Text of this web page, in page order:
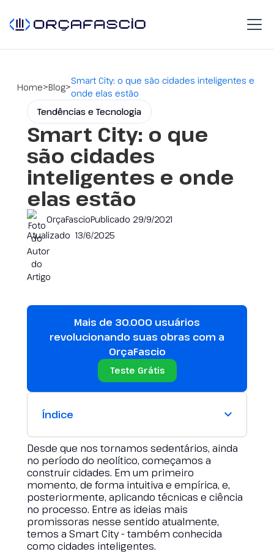
Home>Blog>Smart City: o que são cidades inteligentes e
onde elas estão
Tendências e Tecnologia
Smart City: o que
são cidades
inteligentes e onde
elas estão
OrçaFascioPublicado 29/9/2021
Atualizado13/6/2025
Mais de 30.000 usuários
revolucionando suas obras com a
OrçaFascio
Teste Grátis
Índice
Desde que nos tornamos sedentários, ainda
no período do neolítico, começamos a
construir cidades. Em um primeiro
momento, de forma intuitiva e empírica, e,
posteriormente, aplicando técnicas e ciência
no processo. Entre as ideias mais
promissoras nesse sentido atualmente,
temos a Smart City - também conhecida
como cidades inteligentes.